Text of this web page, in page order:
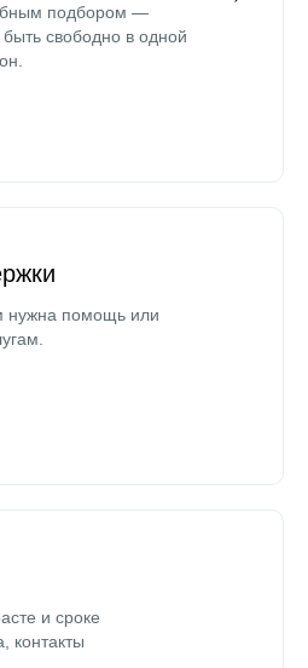
подбором —
свободно в одной
нужна помощь или
и сроке
контакты